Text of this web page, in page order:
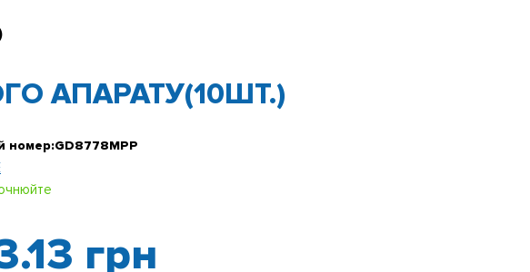
АПАРАТУ(10ШТ.)
номер:GD8778MPP
грн